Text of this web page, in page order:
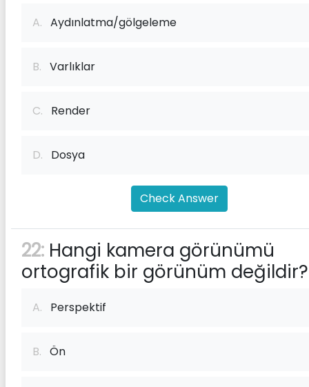
A. Aydınlatma/gölgeleme
B. Varlıklar
C. Render
D. Dosya
Check Answer
22: Hangi kamera görünümü
ortografik bir görünüm değildir?
A. Perspektif
B. Ön